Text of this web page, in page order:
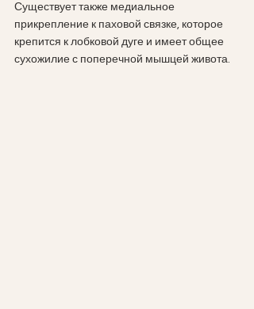
Существует также медиальное
прикрепление к паховой связке, которое
крепится к лобковой дуге и имеет общее
сухожилие с поперечной мышцей живота.